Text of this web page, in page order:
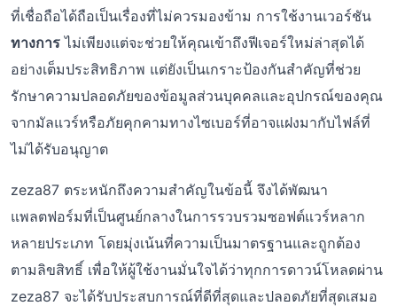
ที่เชื่อถือได้ถือเป็นเรื่องที่ไม่ควรมองข้าม การใช้งานเวอร์ชัน
ทางการ ไม่เพียงแต่จะช่วยให้คุณเข้าถึงฟีเจอร์ใหม่ล่าสุดได้
อย่างเต็มประสิทธิภาพ แต่ยังเป็นเกราะป้องกันสำคัญที่ช่วย
รักษาความปลอดภัยของข้อมูลส่วนบุคคลและอุปกรณ์ของคุณ
จากมัลแวร์หรือภัยคุกคามทางไซเบอร์ที่อาจแฝงมากับไฟล์ที่
ไม่ได้รับอนุญาต
zeza87 ตระหนักถึงความสำคัญในข้อนี้ จึงได้พัฒนา
แพลตฟอร์มที่เป็นศูนย์กลางในการรวบรวมซอฟต์แวร์หลาก
หลายประเภท โดยมุ่งเน้นที่ความเป็นมาตรฐานและถูกต้อง
ตามลิขสิทธิ์ เพื่อให้ผู้ใช้งานมั่นใจได้ว่าทุกการดาวน์โหลดผ่าน
zeza87 จะได้รับประสบการณ์ที่ดีที่สุดและปลอดภัยที่สุดเสมอ